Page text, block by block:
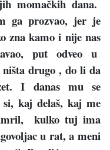
momačkih dana.
ga prozvao, jer je
zna kamo i nije nas
put odveo u
drugo , do li da
I danas mu se
kaj delaš, kaj me
kulko tuj ima
u rat, a meni